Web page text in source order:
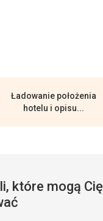
Ładowanie położenia
hotelu i opisu...
które mogą Cię